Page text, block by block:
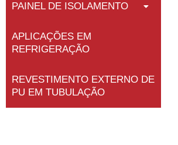
PAINEL DE ISOLAMENTO
APLICAÇÕES EM
REFRIGERAÇÃO
REVESTIMENTO EXTERNO DE
PU EM TUBULAÇÃO